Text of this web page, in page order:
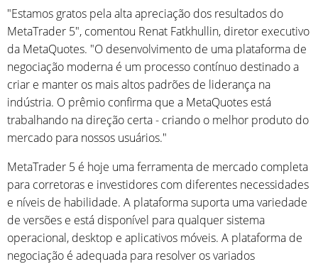
"Estamos gratos pela alta apreciação dos resultados do
MetaTrader 5", comentou Renat Fatkhullin, diretor executivo
da MetaQuotes. "O desenvolvimento de uma plataforma de
negociação moderna é um processo contínuo destinado a
criar e manter os mais altos padrões de liderança na
indústria. O prêmio confirma que a MetaQuotes está
trabalhando na direção certa - criando o melhor produto do
mercado para nossos usuários."
MetaTrader 5 é hoje uma ferramenta de mercado completa
para corretoras e investidores com diferentes necessidades
e níveis de habilidade. A plataforma suporta uma variedade
de versões e está disponível para qualquer sistema
operacional, desktop e aplicativos móveis. A plataforma de
negociação é adequada para resolver os variados